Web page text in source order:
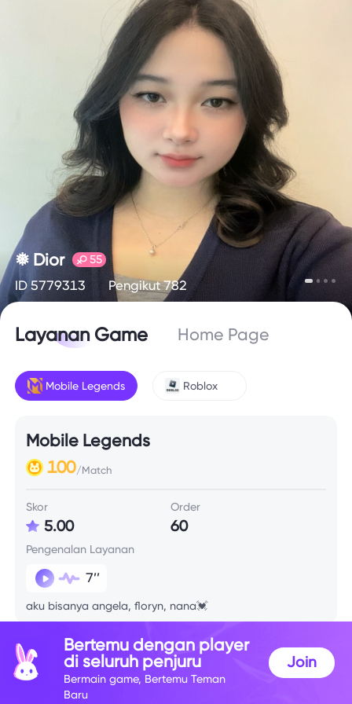
❅ Dior 55
ID 5779313 Pengikut 782
Layanan Game Home Page
Mobile Legends Roblox
Mobile Legends
100/Match
Skor
5.00
Order
60
Pengenalan Layanan
7’’
aku bisanya angela, floryn, nana💓
Info Skill
Bertemu dengan player
di seluruh penjuru
Bermain game, Bertemu Teman
Baru
Join